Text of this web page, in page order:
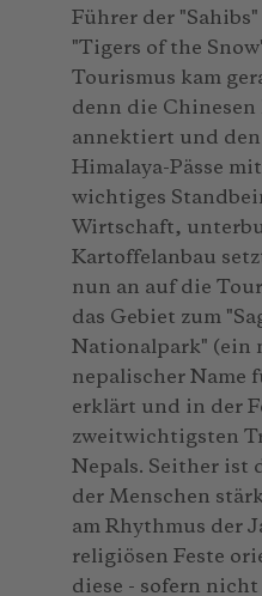
Führer der
"Tigers of the
Tourismus kam
denn die
annektiert und
Himalaya-Pässe
wichtiges
Wirtschaft,
Kartoffelanbau
nun an auf die
das Gebiet zum
Nationalpark" (ein
nepalischer Name
erklärt und in der
zweitwichtigsten
Nepals. Seither ist
der Menschen
am Rhythmus der
religiösen Feste
diese - sofern